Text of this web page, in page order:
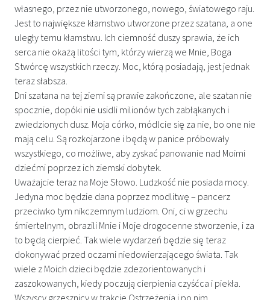
własnego, przez nie utworzonego, nowego, światowego raju.
Jest to największe kłamstwo utworzone przez szatana, a one
uległy temu kłamstwu. Ich ciemność duszy sprawia, że ich
serca nie okażą litości tym, którzy wierzą we Mnie, Boga
Stwórcę wszystkich rzeczy. Moc, którą posiadają, jest jednak
teraz słabsza.
Dni szatana na tej ziemi są prawie zakończone, ale szatan nie
spocznie, dopóki nie usidli milionów tych zabłąkanych i
zwiedzionych dusz. Moja córko, módlcie się za nie, bo one nie
mają celu. Są rozkojarzone i będą w panice próbowały
wszystkiego, co możliwe, aby zyskać panowanie nad Moimi
dziećmi poprzez ich ziemski dobytek.
Uważajcie teraz na Moje Słowo. Ludzkość nie posiada mocy.
Jedyna moc będzie dana poprzez modlitwę – pancerz
przeciwko tym nikczemnym ludziom. Oni, ci w grzechu
śmiertelnym, obrazili Mnie i Moje drogocenne stworzenie, i za
to będą cierpieć. Tak wiele wydarzeń będzie się teraz
dokonywać przed oczami niedowierzającego świata. Tak
wiele z Moich dzieci będzie zdezorientowanych i
zaszokowanych, kiedy poczują cierpienia czyśćca i piekła.
Wszyscy grzesznicy w trakcie Ostrzeżenia i po nim